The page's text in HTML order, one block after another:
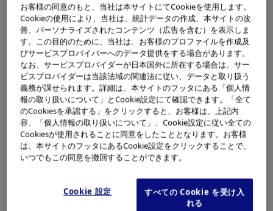
広角28mm※2 からの光学3.6倍ズームと高精細な1010万
画素CCDを搭載
「μ 1030SW」は、耐衝撃機能を前機種「μ 795SW」の1.5m
から2mに進化させるため、従来の耐衝撃構造に加えてレン
ズユニットを保護するための衝撃吸収機構を新開発しまし
た。これまでの「μ・SWシリーズ」と比べてより一層衝撃
に強くなったことに加え、100kgf※7 までの荷重に耐え得る
強靭な構造を実現しているので、アウトドアでのハードな
での防水性能と砂やホコリに強い防塵性能も搭載している
ので、防水プロテクターを装着せずにダイビングやシュノ
お客様の同意のもと、当社は本サイトにてCookieを使用します。
Cookieの使用により、当社は、統計データの作成、本サイトの改
善、パーソナライズされたコンテンツ（広告を含む）を表示しま
す。この目的のために、当社は、お客様のプロファイルを作成及
びサービスプロバイバーへのデータ提供をする場合があります。
なお、サービスプロバイダーが日本国外に所在する場合は、サー
ビスプロバイダーは当該法域の関連法に従い、データと取り扱う
義務が課せられます。詳細は、本サイトのフッタにある「個人情
報の取り扱いについて」とCookie設定にて確認できます。「全て
のCookiesを承認する」をクリックすると、お客様は、上記内
容、「個人情報の取り扱いについて」、Cookie設定に従い全ての
Cookiesが使用されることに同意をしたこととなります。お客様
は、本サイトのフッタにあるCookie設定をクリックすることで、
いつでもこの同意を撤回することができます。
Cookie 設定
すべての Cookie を受け入
れる